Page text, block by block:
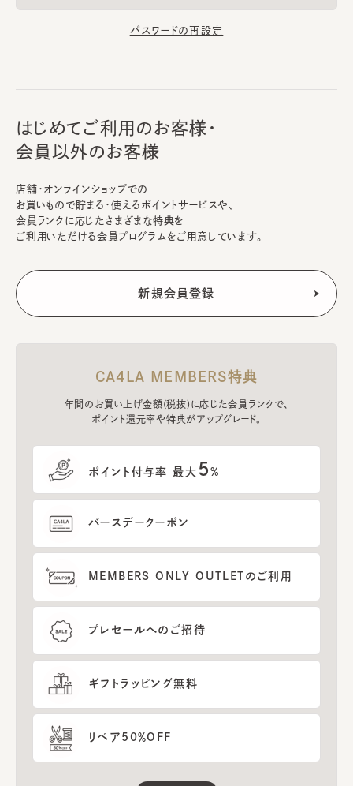
パスワードの再設定
はじめてご利用のお客様・
会員以外のお客様
店舗・オンラインショップでの
お買いもので貯まる・使えるポイントサービスや、
会員ランクに応じたさまざまな特典を
ご利用いただける会員プログラムをご用意しています。
CA4LA MEMBERS特典
年間のお買い上げ金額(税抜)に応じた会員ランクで、
ポイント還元率や特典がアップグレード。
ポイント付与率 最大 5%
バースデークーポン
MEMBERS ONLY OUTLETのご利用
プレセールへのご招待
ギフトラッピング無料
リペア50％OFF